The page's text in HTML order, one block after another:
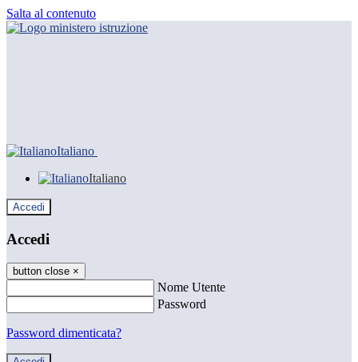
Salta al contenuto
Italiano
Italiano
Accedi
Accedi
button close ×
Nome Utente
Password
Password dimenticata?